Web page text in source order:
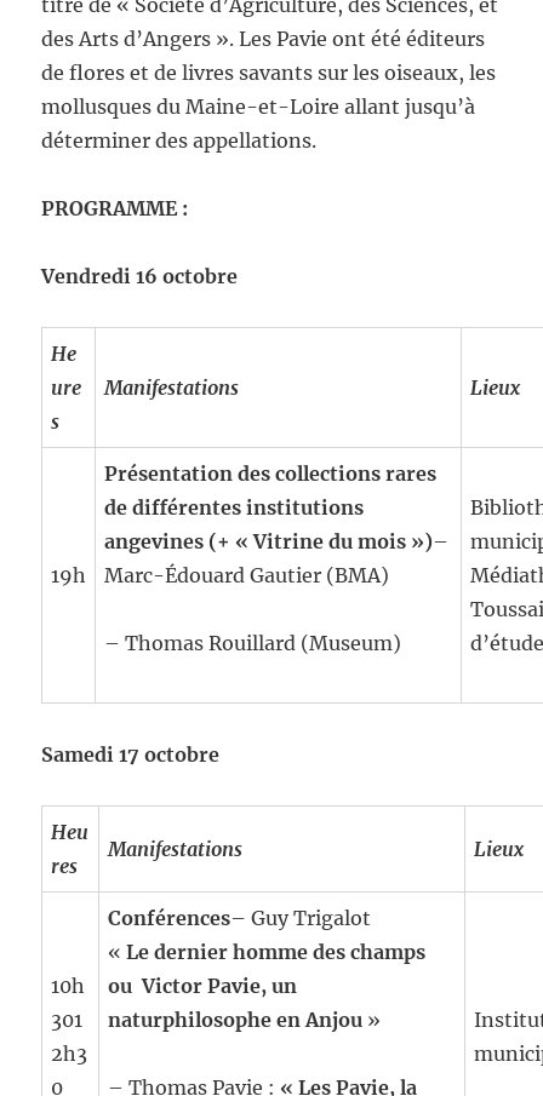
titre de « Société d’Agriculture, des Sciences, et
des Arts d’Angers ». Les Pavie ont été éditeurs
de flores et de livres savants sur les oiseaux, les
mollusques du Maine-et-Loire allant jusqu’à
déterminer des appellations.
PROGRAMME :
Vendredi 16 octobre
He
ure
s
Manifestations Lieux
19h
Présentation des collections rares
de différentes institutions
angevines (+ « Vitrine du mois »)–
Marc-Édouard Gautier (BMA)
– Thomas Rouillard (Museum)
Samedi 17 octobre
Heu
res
Manifestations Lieux
10h
301
2h3
0
Conférences– Guy Trigalot
«Le dernier homme des champs
ou Victor Pavie, un
naturphilosophe en Anjou »
– Thomas Pavie : « Les Pavie, la